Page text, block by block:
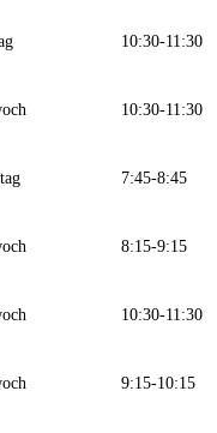
10:30-11:30
10:30-11:30
7:45-8:45
8:15-9:15
10:30-11:30
9:15-10:15